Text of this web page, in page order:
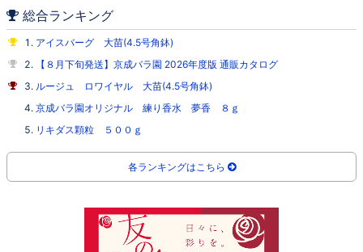
総合ランキング
アイスバーグ 大苗(4.5号角鉢)
【８月下旬発送】京成バラ園 2026年度版 通販カタログ
ルージュ ロワイヤル 大苗(4.5号角鉢)
京成バラ園オリジナル 練り香水 夢香 ８ｇ
リキダス顆粒 ５００ｇ
各ランキングはこちら